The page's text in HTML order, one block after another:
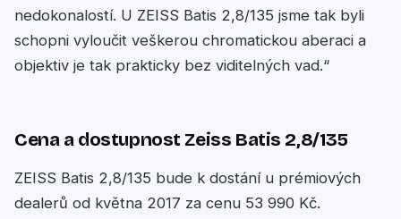
nedokonalostí. U ZEISS Batis 2,8/135 jsme tak byli
schopni vyloučit veškerou chromatickou aberaci a
objektiv je tak prakticky bez viditelných vad.“
Cena a dostupnost Zeiss Batis 2,8/135
ZEISS Batis 2,8/135 bude k dostání u prémiových
dealerů od května 2017 za cenu 53 990 Kč.